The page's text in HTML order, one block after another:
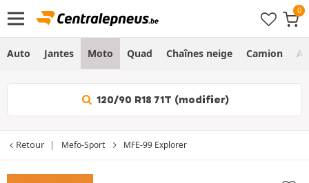
Auto Jantes Moto Quad Chaînes neige Camion
120/90 R18 71T (modifier)
Retour Mefo-Sport MFE-99 Explorer